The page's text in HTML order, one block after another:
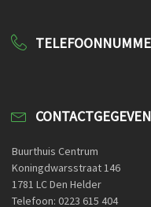
Buurthuis Centrum
Koningdwarsstraat 146
1781 LC Den Helder
Telefoon: 0223 615 404